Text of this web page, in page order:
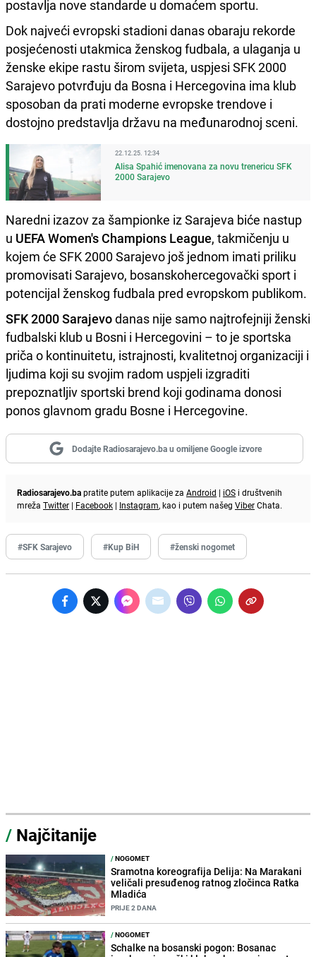
postavlja nove standarde u domaćem sportu.
Dok najveći evropski stadioni danas obaraju rekorde
posjećenosti utakmica ženskog fudbala, a ulaganja u
ženske ekipe rastu širom svijeta, uspjesi SFK 2000
Sarajevo potvrđuju da Bosna i Hercegovina ima klub
sposoban da prati moderne evropske trendove i
dostojno predstavlja državu na međunarodnoj sceni.
22.12.25. 12:34
Alisa Spahić imenovana za novu trenericu SFK
2000 Sarajevo
Naredni izazov za šampionke iz Sarajeva biće nastup
u UEFA Women's Champions League, takmičenju u
kojem će SFK 2000 Sarajevo još jednom imati priliku
promovisati Sarajevo, bosanskohercegovački sport i
potencijal ženskog fudbala pred evropskom publikom.
SFK 2000 Sarajevodanas nije samo najtrofejniji ženski
fudbalski klub u Bosni i Hercegovini – to je sportska
priča o kontinuitetu, istrajnosti, kvalitetnoj organizaciji i
ljudima koji su svojim radom uspjeli izgraditi
prepoznatljiv sportski brend koji godinama donosi
ponos glavnom gradu Bosne i Hercegovine.
Dodajte Radiosarajevo.ba u omiljene Google izvore
Radiosarajevo.bapratite putem aplikacije za Android | iOS i društvenih
mreža Twitter | Facebook | Instagram, kao i putem našeg ViberChata.
#SFK Sarajevo #Kup BiH #ženski nogomet
/ Najčitanije
/NOGOMET
Sramotna koreografija Delija: Na Marakani
veličali presuđenog ratnog zločinca Ratka
Mladića
PRIJE 2 DANA
/NOGOMET
Schalke na bosanski pogon: Bosanac